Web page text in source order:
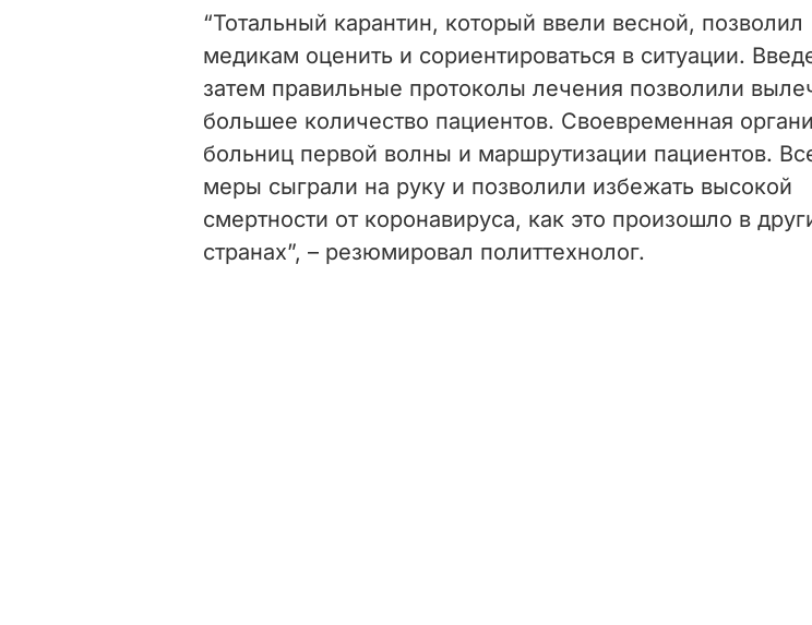
“Тотальный карантин, который ввели весной, позволил
медикам оценить и сориентироваться в ситуации.
затем правильные протоколы лечения позволили
большее количество пациентов. Своевременная
больниц первой волны и маршрутизации пациентов.
меры сыграли на руку и позволили избежать высокой
смертности от коронавируса, как это произошло в
странах”, – резюмировал политтехнолог.